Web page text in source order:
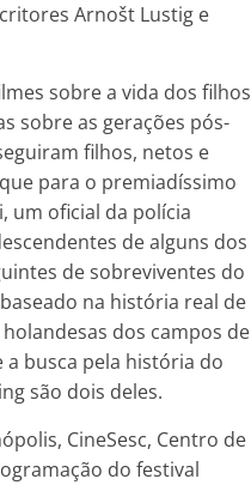
Arnošt Lustig e
sobre a vida dos filhos
sobre as gerações pós-
filhos, netos e
para o premiadíssimo
um oficial da polícia
de alguns dos
de sobreviventes do
na história real de
dos campos de
a busca pela história do
são dois deles.
CineSesc, Centro de
do festival